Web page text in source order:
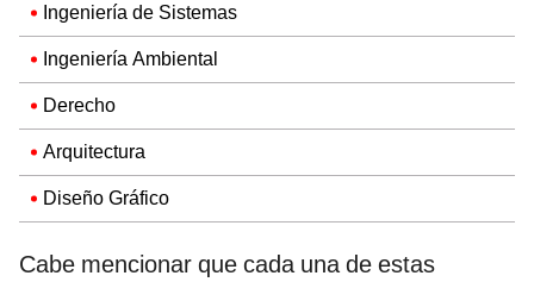
Ingeniería de Sistemas
Ingeniería Ambiental
Derecho
Arquitectura
Diseño Gráfico
Cabe mencionar que cada una de estas